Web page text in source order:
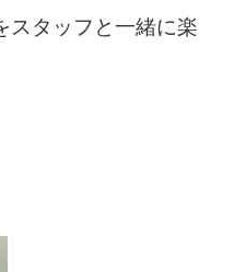
スタッフと一緒に楽